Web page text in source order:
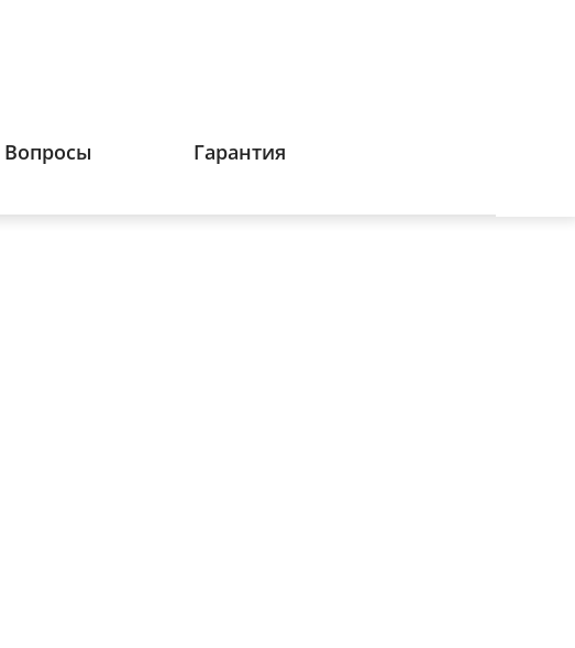
Вопросы Гарантия